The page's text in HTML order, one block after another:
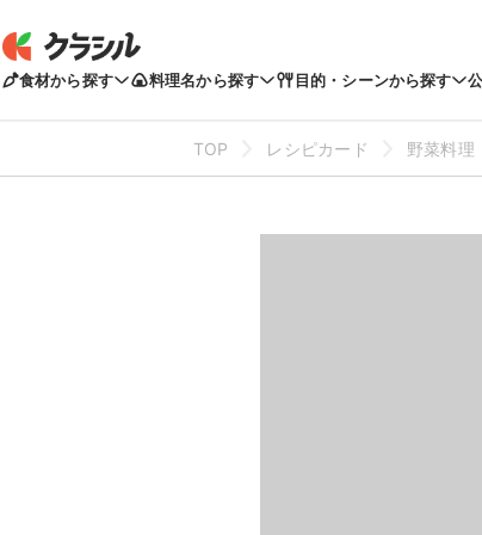
食材から探す 料理名から探す 目的・シーンから探す
TOP レシピカード 野菜料理